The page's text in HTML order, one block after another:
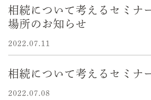
相続について考えるセミナ
場所のお知らせ
2022.07.11
相続について考えるセミナ
2022.07.08